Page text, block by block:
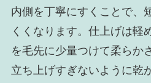
内側を丁寧にすくことで、
くくなります。仕上げは軽
を毛先に少量つけて柔らか
立ち上げすぎないように乾